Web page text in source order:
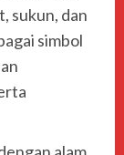
sukun, dan
simbol